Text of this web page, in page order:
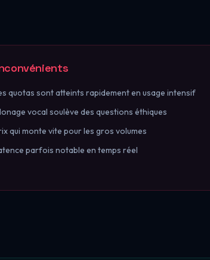
quotas sont atteints rapidement en usage intensif
vocal soulève des questions éthiques
qui monte vite pour les gros volumes
parfois notable en temps réel